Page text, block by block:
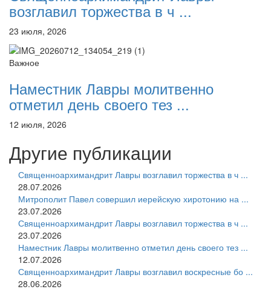
возглавил торжества в ч ...
23 июля, 2026
Важное
Наместник Лавры молитвенно
отметил день своего тез ...
12 июля, 2026
Другие публикации
Священноархимандрит Лавры возглавил торжества в ч ...
28.07.2026
Митрополит Павел совершил иерейскую хиротонию на ...
23.07.2026
Священноархимандрит Лавры возглавил торжества в ч ...
23.07.2026
Наместник Лавры молитвенно отметил день своего тез ...
12.07.2026
Священноархимандрит Лавры возглавил воскресные бо ...
28.06.2026